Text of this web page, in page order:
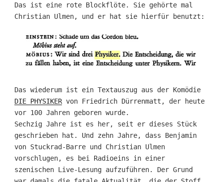
Das ist eine rote Blockflöte. Sie gehörte mal
Christian Ulmen, und er hat sie hierfür benutzt:
Das wiederum ist ein Textauszug aus der Komödie
DIE PHYSIKERvon Friedrich Dürrenmatt, der heute
vor 100 Jahren geboren wurde.
Sechzig Jahre ist es her, seit er dieses Stück
geschrieben hat. Und zehn Jahre, dass Benjamin
von Stuckrad-Barre und Christian Ulmen
vorschlugen, es bei Radioeins in einer
szenischen Live-Lesung aufzuführen. Der Grund